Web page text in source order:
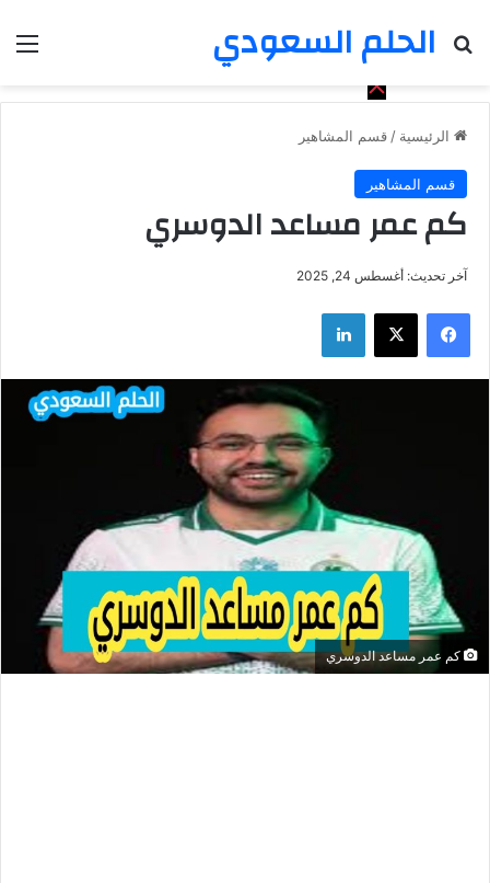
الحلم السعودي
بحث عن
الرئيسية / قسم المشاهير
قسم المشاهير
كم عمر مساعد الدوسري
آخر تحديث: أغسطس 24, 2025
فيسبوك ‫X لينكدإن
كم عمر مساعد الدوسري